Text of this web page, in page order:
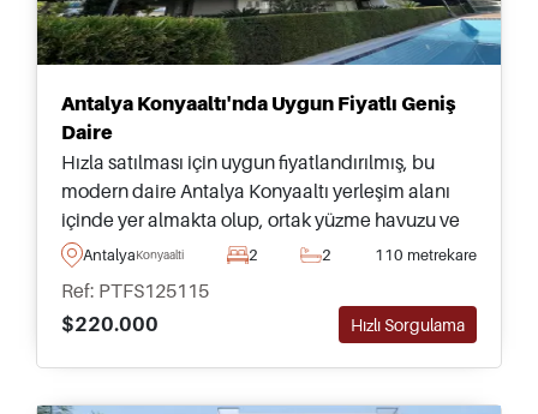
Antalya Konyaaltı'nda Uygun Fiyatlı Geniş
Daire
Hızla satılması için uygun fiyatlandırılmış, bu
modern daire Antalya Konyaaltı yerleşim alanı
içinde yer almakta olup, ortak yüzme havuzu ve
yeşil peyzajlı bahçeleri olan mükemmel bir
AntalyaKonyaalti 2 2 110 metrekare
Ref: PTFS125115
$220.000
Hızlı Sorgulama